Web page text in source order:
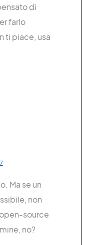
di
farlo
ti piace, usa
Ma se un
non
source
no?